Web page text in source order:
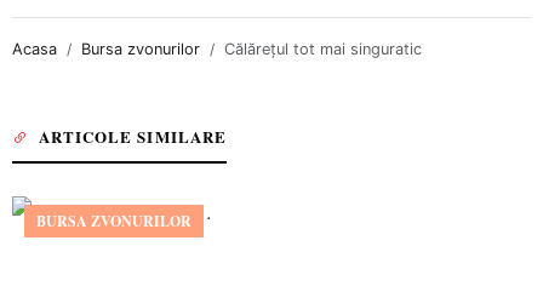
Acasa Bursa zvonurilor Călărețul tot mai singuratic
ARTICOLE SIMILARE
BURSA ZVONURILOR